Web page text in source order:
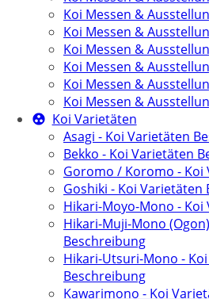
Koi Messen &
Koi Messen &
Koi Messen &
Koi Messen &
Koi Messen &
Koi Messen &
Koi Varietäten
Asagi - Koi Varietäten
Bekko - Koi Varietäten
Goromo / Koromo -
Goshiki - Koi Varietäten
Hikari-Moyo-Mono -
Hikari-Muji-Mono
Beschreibung
Hikari-Utsuri-Mono -
Beschreibung
Kawarimono - Koi